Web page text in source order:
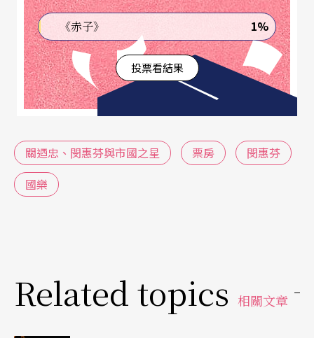
問題的首先，出現在常以首演爲號召的「國樂」演
奏會習慣上。由於民族管弦樂是歷史尙淺的新生樂
種，曲源的開拓在發展上乃成爲許多人關心的焦
點，於是，場場首演，幾乎已變成「國樂」演奏的
常態。然而，流動性的音樂卻是最須倚賴記憶與習
入，只會讓他原具的觀點混淆或渙散，聽音樂自然
也就變成不是一種享受，因此，新的曲目本應是音
爲在文化建構上也一樣有其相當的副作用。首先，
《赤子》 1%
投票看結果
關迺忠、閔惠芬與市國之星 票房
閔惠芬
國樂
Related topics 相關文章